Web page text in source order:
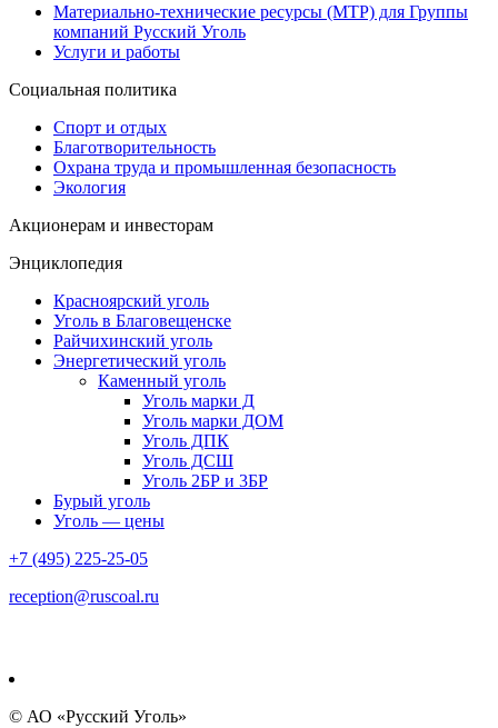
Материально-технические ресурсы (МТР) для Группы
компаний Русский Уголь
Услуги и работы
Социальная политика
Спорт и отдых
Благотворительность
Охрана труда и промышленная безопасность
Экология
Акционерам и инвесторам
Энциклопедия
Красноярский уголь
Уголь в Благовещенске
Райчихинский уголь
Энергетический уголь
Каменный уголь
Уголь марки Д
Уголь марки ДОМ
Уголь ДПК
Уголь ДСШ
Уголь 2БР и 3БР
Бурый уголь
Уголь — цены
+7 (495) 225-25-05
reception@ruscoal.ru
© АО «Русский Уголь»